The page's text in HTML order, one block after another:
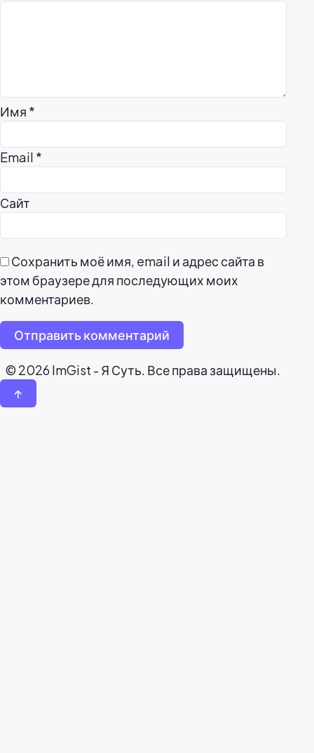
Имя *
Email *
Сайт
Сохранить моё имя, email и адрес сайта в
этом браузере для последующих моих
комментариев.
Отправить комментарий
© 2026 ImGist - Я Суть. Все права защищены.
↑